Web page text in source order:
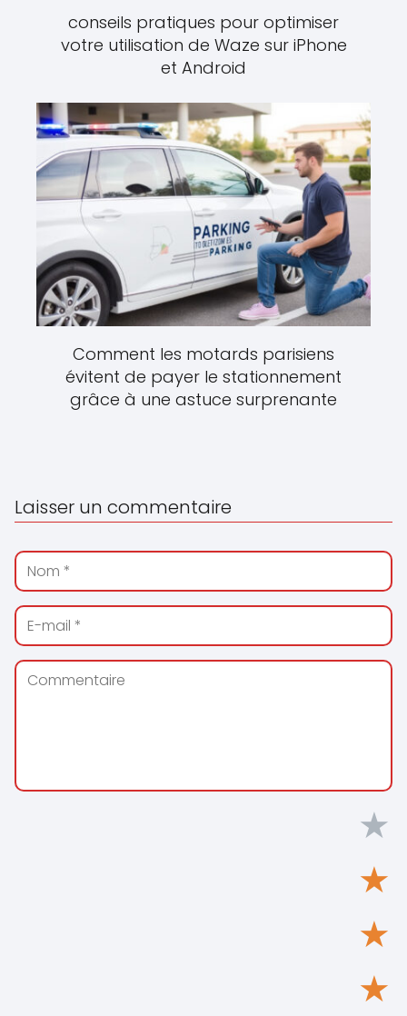
conseils pratiques pour optimiser
votre utilisation de Waze sur iPhone
et Android
Comment les motards parisiens
évitent de payer le stationnement
grâce à une astuce surprenante
Laisser un commentaire
★
★
★
★